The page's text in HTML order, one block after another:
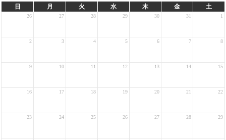
日 月 火 水 木 金 土
26 27 28 29 30 31 1
2 3 4 5 6 7 8
9 10 11 12 13 14 15
16 17 18 19 20 21 22
23 24 25 26 27 28 29